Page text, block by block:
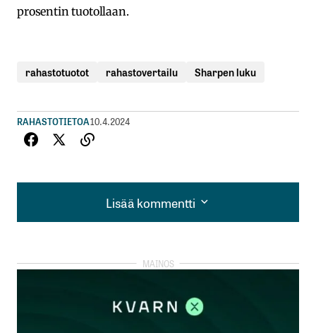
prosentin tuotollaan.
rahastotuotot rahastovertailu Sharpen luku
RAHASTOTIETOA10.4.2024
Lisää kommentti
Lisää kommentti
kirjautua
rekisteröityä